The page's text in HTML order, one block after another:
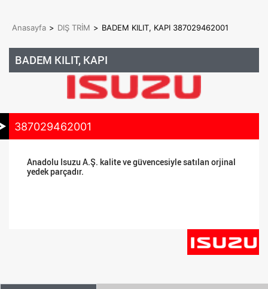
Anasayfa > DIŞ TRİM > BADEM KILIT, KAPI 387029462001
BADEM KILIT, KAPI
387029462001
Anadolu Isuzu A.Ş. kalite ve güvencesiyle satılan orjinal
yedek parçadır.